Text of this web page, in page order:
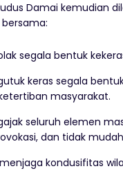
Damai kemudian
segala bentuk
keras segala
masyarakat.
seluruh elemen
dan tidak
kondusifitas